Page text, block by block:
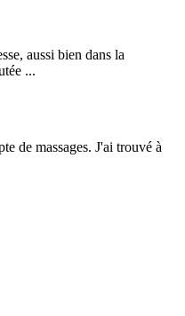
aussi bien dans la
...
de massages. J'ai trouvé à